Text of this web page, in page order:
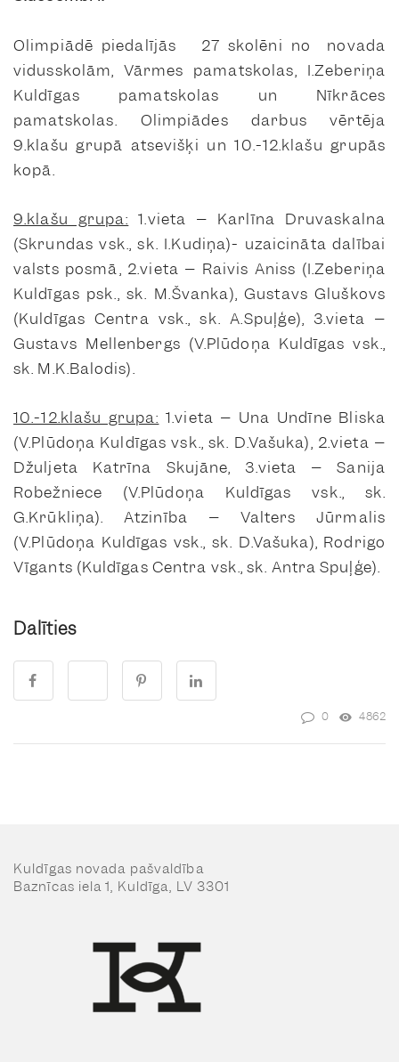
Olimpiādē piedalījās 27 skolēni no novada
vidusskolām, Vārmes pamatskolas, I.Zeberiņa
Kuldīgas pamatskolas un Nīkrāces
pamatskolas. Olimpiādes darbus vērtēja
9.klašu grupā atsevišķi un 10.-12.klašu grupās
kopā.
9.klašu grupa: 1.vieta – Karlīna Druvaskalna
(Skrundas vsk., sk. I.Kudiņa)- uzaicināta dalībai
valsts posmā, 2.vieta – Raivis Aniss (I.Zeberiņa
Kuldīgas psk., sk. M.Švanka), Gustavs Gluškovs
(Kuldīgas Centra vsk., sk. A.Spuļģe), 3.vieta –
Gustavs Mellenbergs (V.Plūdoņa Kuldīgas vsk.,
sk. M.K.Balodis).
10.-12.klašu grupa: 1.vieta – Una Undīne Bliska
(V.Plūdoņa Kuldīgas vsk., sk. D.Vašuka), 2.vieta –
Džuljeta Katrīna Skujāne, 3.vieta – Sanija
Robežniece (V.Plūdoņa Kuldīgas vsk., sk.
G.Krūkliņa). Atzinība – Valters Jūrmalis
(V.Plūdoņa Kuldīgas vsk., sk. D.Vašuka), Rodrigo
Vīgants (Kuldīgas Centra vsk., sk. Antra Spuļģe).
Dalīties
0 4862
Kuldīgas novada pašvaldība
Baznīcas iela 1, Kuldīga, LV 3301